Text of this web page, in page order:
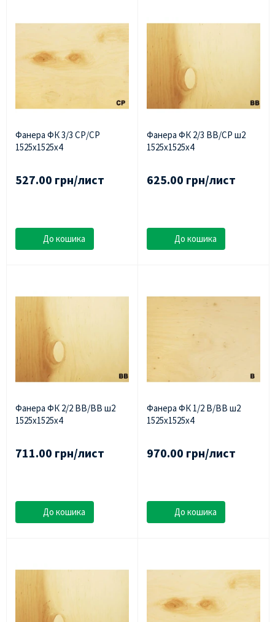
Фанера ФК 3/3 СР/СР
1525х1525х4
527.00 грн/лист
До кошика
Фанера ФК 2/3 ВВ/СР ш2
1525х1525х4
625.00 грн/лист
До кошика
Фанера ФК 2/2 ВВ/ВВ ш2
1525х1525х4
711.00 грн/лист
До кошика
Фанера ФК 1/2 В/ВВ ш2
1525х1525х4
970.00 грн/лист
До кошика